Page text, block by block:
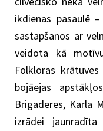
ikdienas pasaulē
sastapšanos ar
veidota kā
Folkloras
bojāejas
Brigaderes, Karla
izrādei